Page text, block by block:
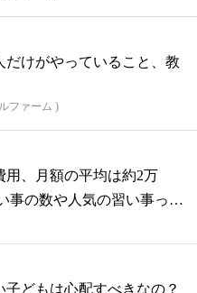
だけがやっていること、教
ファーム )
用、月額の平均は約2万
事の数や人気の習い事っ
子どもは心配すべきなの？